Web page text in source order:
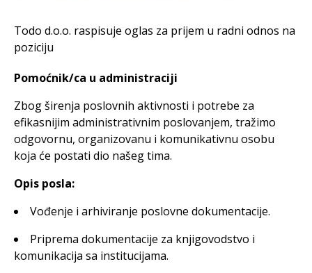
Todo d.o.o. raspisuje oglas za prijem u radni odnos na
poziciju
Pomoćnik/ca u administraciji
Zbog širenja poslovnih aktivnosti i potrebe za
efikasnijim administrativnim poslovanjem, tražimo
odgovornu, organizovanu i komunikativnu osobu
koja će postati dio našeg tima.
Opis posla:
Vođenje i arhiviranje poslovne dokumentacije.
Priprema dokumentacije za knjigovodstvo i
komunikacija sa institucijama.